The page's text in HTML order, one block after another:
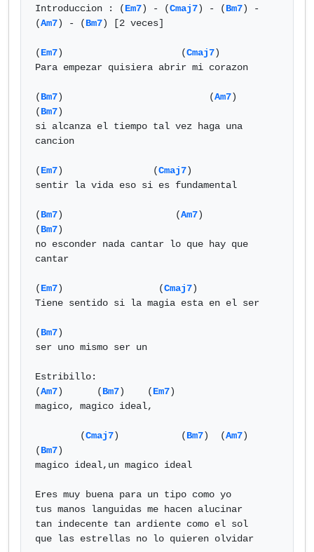
Introduccion : (Em7) - (Cmaj7) - (Bm7) -
(Am7) - (Bm7) [2 veces]
(Em7)                     (Cmaj7)
Para empezar quisiera abrir mi corazon
(Bm7)                          (Am7)
(Bm7)
si alcanza el tiempo tal vez haga una
cancion
(Em7)                (Cmaj7)
sentir la vida eso si es fundamental
(Bm7)                    (Am7)
(Bm7)
no esconder nada cantar lo que hay que
cantar
(Em7)                 (Cmaj7)
Tiene sentido si la magia esta en el ser
(Bm7)
ser uno mismo ser un
Estribillo:
(Am7)      (Bm7)    (Em7)
magico, magico ideal,
        (
Cmaj7)           (Bm7)  (Am7)
(Bm7)
magico ideal,un magico ideal
Eres muy buena para un tipo como yo
tus manos languidas me hacen alucinar
tan indecente tan ardiente como el sol
que las estrellas no lo quieren olvidar